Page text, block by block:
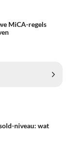
MiCA-regels
niveau: wat